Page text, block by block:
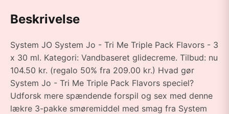
Beskrivelse
System JO System Jo - Tri Me Triple Pack Flavors - 3
x 30 ml. Kategori: Vandbaseret glidecreme. Tilbud: nu
104.50 kr. (regalo 50% fra 209.00 kr.) Hvad gør
System Jo - Tri Me Triple Pack Flavors speciel?
Udforsk mere spændende forspil og sex med denne
lækre 3-pakke smøremiddel med smag fra System